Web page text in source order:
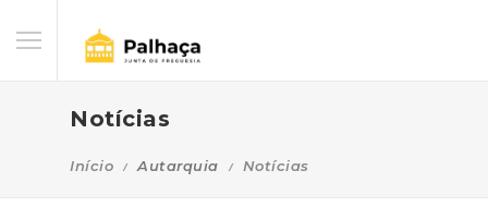
Notícias
Início Autarquia Notícias